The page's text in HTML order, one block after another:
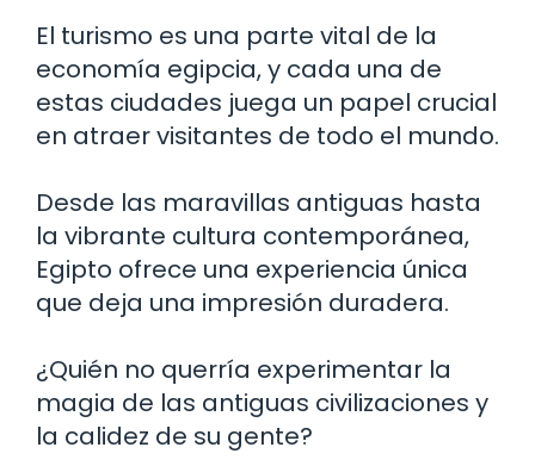
El turismo es una parte vital de la
economía egipcia, y cada una de
estas ciudades juega un papel crucial
en atraer visitantes de todo el mundo.
Desde las maravillas antiguas hasta
la vibrante cultura contemporánea,
Egipto ofrece una experiencia única
que deja una impresión duradera.
¿Quién no querría experimentar la
magia de las antiguas civilizaciones y
la calidez de su gente?